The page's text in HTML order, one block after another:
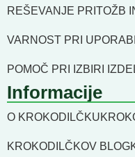
REŠEVANJE PRITOŽB
VARNOST PRI
POMOČ PRI IZBIRI
Informacije
O KROKODILČKU
KROKODILČKOV BLOG